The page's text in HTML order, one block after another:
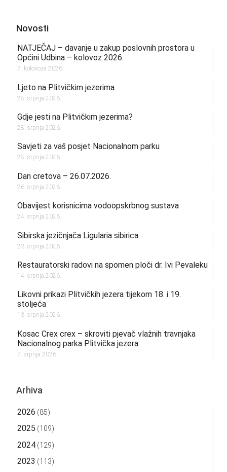
Novosti
NATJEČAJ – davanje u zakup poslovnih prostora u
Općini Udbina – kolovoz 2026.
7. kolovoza 2026.
Ljeto na Plitvičkim jezerima
28. srpnja 2026.
Gdje jesti na Plitvičkim jezerima?
28. srpnja 2026.
Savjeti za vaš posjet Nacionalnom parku
28. srpnja 2026.
Dan cretova – 26.07.2026.
26. srpnja 2026.
Obavijest korisnicima vodoopskrbnog sustava
24. srpnja 2026.
Sibirska jezičnjača Ligularia sibirica
23. srpnja 2026.
Restauratorski radovi na spomen ploči dr. Ivi Pevaleku
14. srpnja 2026.
Likovni prikazi Plitvičkih jezera tijekom 18. i 19.
stoljeća
13. srpnja 2026.
Kosac Crex crex – skroviti pjevač vlažnih travnjaka
Nacionalnog parka Plitvička jezera
7. srpnja 2026.
Arhiva
2026 (85)
2025 (109)
2024(129)
2023 (113)